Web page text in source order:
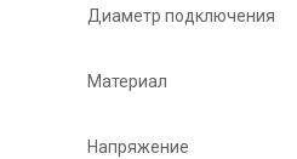
Диаметр подключения
Материал
Напряжение